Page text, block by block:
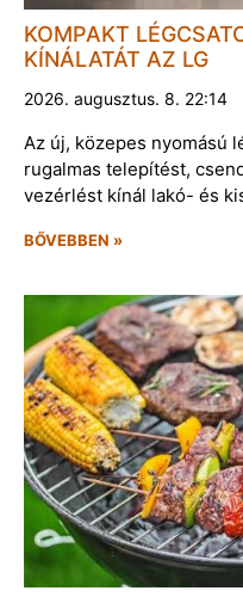
KOMPAKT
KÍNÁLATÁT AZ LG
2026. augusztus. 8. 22:14
Az új, közepes nyomású
rugalmas telepítést,
vezérlést kínál lakó- és
BŐVEBBEN »